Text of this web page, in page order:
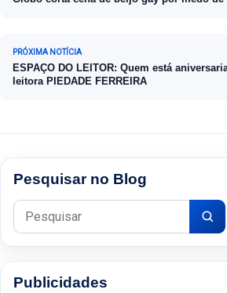
PRÓXIMA NOTÍCIA
ESPAÇO DO LEITOR: Quem está
leitora PIEDADE FERREIRA
Pesquisar no Blog
Pesquisar por:
Publicidades